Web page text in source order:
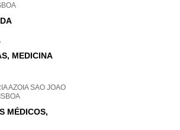
MEDICINA
AZOIA SAO JOAO
MÉDICOS,